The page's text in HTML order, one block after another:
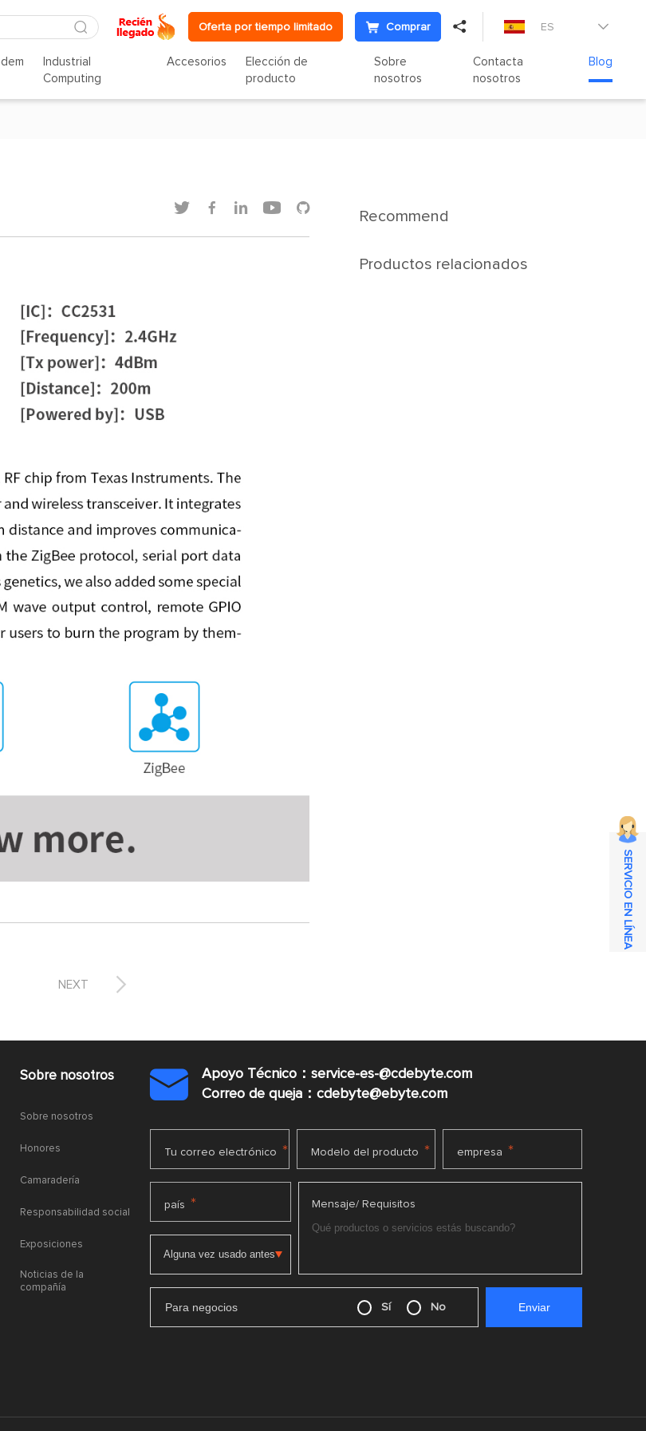
Oferta por tiempo limitado Comprar  ES 
Industrial
Computing
Accesorios
Elección de
producto
Sobre
nosotros
Contacta
nosotros
Blog
    

NEXT
Recommend
Productos relacionados
Sobre nosotros
Sobre nosotros
Honores
Camaradería
Responsabilidad social
Exposiciones
Noticias de la
compañía

Apoyo Técnico：service-es-@cdebyte.com
Correo de queja：cdebyte@ebyte.com
Tu correo electrónico * Modelo del producto * empresa *
país * Mensaje/ Requisitos
Para negocios Sí No
SERVICIO EN LÍNEA